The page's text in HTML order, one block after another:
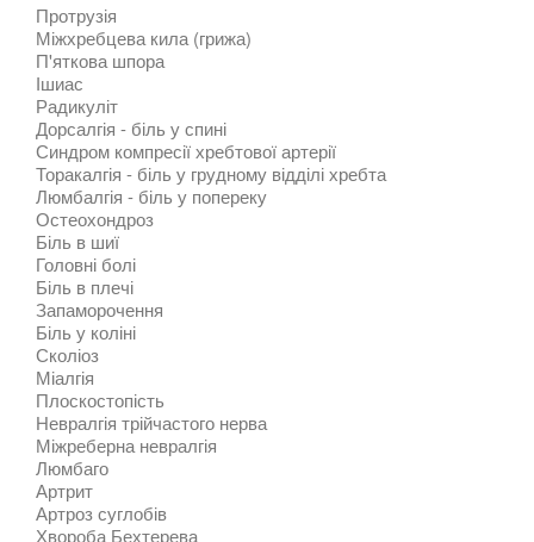
Протрузія
Міжхребцева кила (грижа)
П'яткова шпора
Ішиас
Радикуліт
Дорсалгія - біль у спині
Синдром компресії хребтової артерії
Торакалгія - біль у грудному відділі хребта
Люмбалгія - біль у попереку
Остеохондроз
Біль в шиї
Головні болі
Біль в плечі
Запаморочення
Біль у коліні
Сколіоз
Міалгія
Плоскостопість
Невралгія трійчастого нерва
Міжреберна невралгія
Люмбаго
Артрит
Артроз суглобів
Хвороба Бехтерева